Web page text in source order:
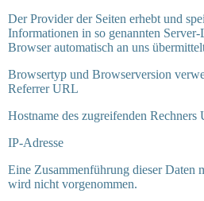
Der Provider der Seiten erhebt und
Informationen in so genannten
Browser automatisch an uns
Browsertyp und Browserversion
Referrer URL
Hostname des zugreifenden Rechners
IP-Adresse
Eine Zusammenführung dieser Daten
wird nicht vorgenommen.